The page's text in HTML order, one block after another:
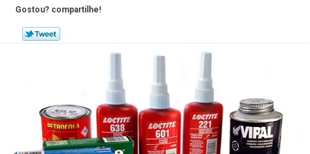
Gostou? compartilhe!